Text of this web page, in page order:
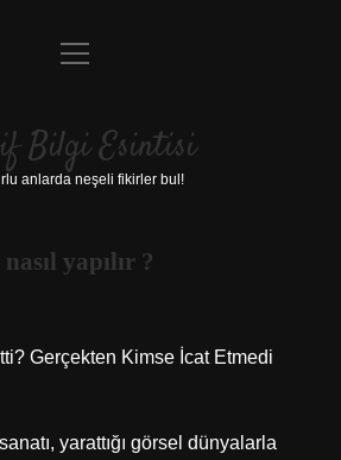
Anasayfa
Yasal Uyarı
menüyü
Bilgi Esintisi
anlarda neşeli fikirler bul!
yapılır ?
Gerçekten Kimse İcat Etmedi
yarattığı görsel dünyalarla